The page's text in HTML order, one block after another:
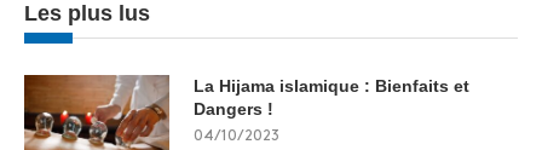
Les plus lus
La Hijama islamique : Bienfaits et
Dangers !
04/10/2023